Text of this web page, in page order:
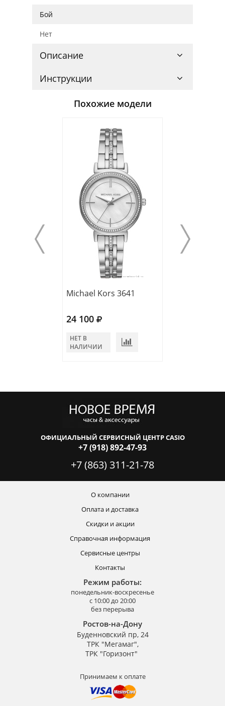
Бой
Нет
Описание
Инструкции
Похожие модели
Michael Kors 3641
24 100
НЕТ В
НАЛИЧИИ
ОФИЦИАЛЬНЫЙ СЕРВИСНЫЙ ЦЕНТР CASIO
+7 (918) 892-47-93
+7 (863) 311-21-78
О компании
Оплата и доставка
Скидки и акции
Справочная информация
Сервисные центры
Контакты
Режим работы:
понедельник-воскресенье
с 10:00 до 20:00
без перерыва
Ростов-на-Дону
Буденновский пр, 24
ТРК "Мегамаг",
ТРК "Горизонт"
Принимаем к оплате